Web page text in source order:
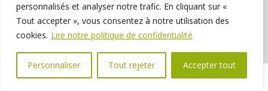
personnalisés et analyser notre trafic. En cliquant sur «
Tout accepter », vous consentez à notre utilisation des
cookies. Lire notre politique de confidentialité
Personnaliser Tout rejeter Accepter tout
01 69 31 72 10 01 69 31 37 31
Nous contacter
Espace élus
Marchés publics Délibérations